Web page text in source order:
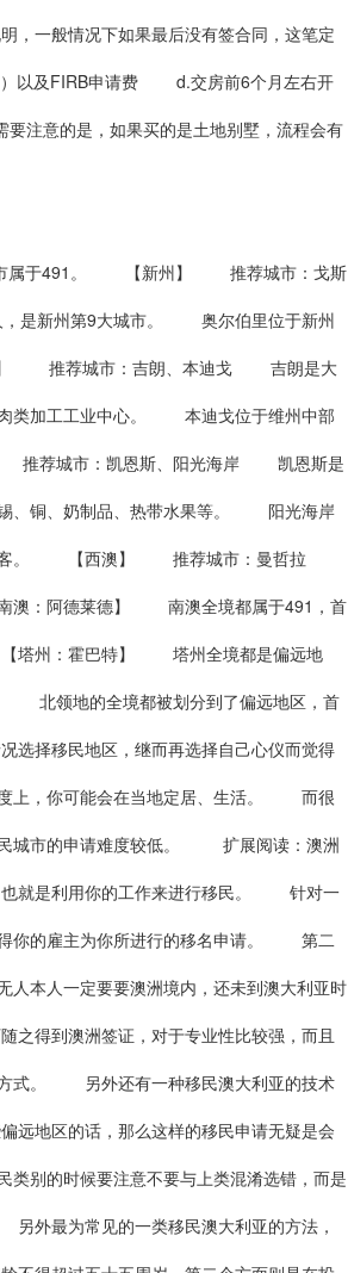
，一般情况下如果最后没有签合同，这笔定
以及FIRB申请费 d.交房前6个月左右开
的是，如果买的是土地别墅，流程会有
市属于491。 【新州】 推荐城市：戈斯
是新州第9大城市。 奥尔伯里位于新州
】 推荐城市：吉朗、本迪戈 吉朗是大
肉类加工工业中心。 本迪戈位于维州中部
推荐城市：凯恩斯、阳光海岸 凯恩斯是
锡、铜、奶制品、热带水果等。 阳光海岸
的游客。 【西澳】 推荐城市：曼哲拉
澳：阿德莱德】 南澳全境都属于491，首
塔州：霍巴特】 塔州全境都是偏远地
北领地的全境都被划分到了偏远地区，首
择移民地区，继而再选择自己心仪而觉得
度上，你可能会在当地定居、生活。 而很
民城市的申请难度较低。 扩展阅读：澳洲
就是利用你的工作来进行移民。 针对一
得你的雇主为你所进行的移名申请。 第二
人本人一定要要澳洲境内，还未到澳大利亚时
得到澳洲签证，对于专业性比较强，而且
方式。 另外还有一种移民澳大利亚的技术
地区的话，那么这样的移民申请无疑是会
类别的时候要注意不要与上类混淆选错，而是
外最为常见的一类移民澳大利亚的方法，